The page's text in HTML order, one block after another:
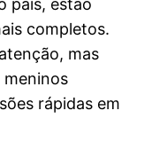
completos.
mas
meninos
rápidas em